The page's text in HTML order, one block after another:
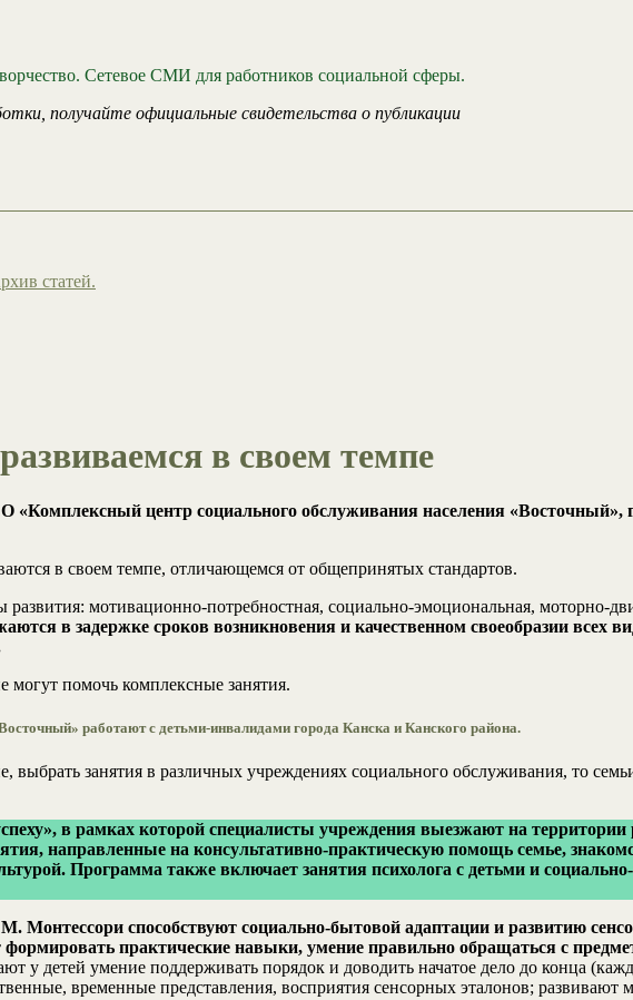
Сетевое СМИ для работников социальной сферы.
получайте официальные свидетельства о публикации
статей.
в своем темпе
центр социального обслуживания населения «Восточный»,
в своем темпе, отличающемся от общепринятых стандартов.
мотивационно-потребностная, социально-эмоциональная, моторно-
в задержке сроков возникновения и качественном своеобразии всех
могут помочь комплексные занятия.
работают с детьми-инвалидами города Канска и Канского района.
выбрать занятия в различных учреждениях социального обслуживания, то
в рамках которой специалисты учреждения выезжают на территории
направленные на консультативно-практическую помощь семье,
Программа также включает занятия психолога с детьми и
Монтессори способствуют социально-бытовой адаптации и развитию
практические навыки, умение правильно обращаться с
у детей умение поддерживать порядок и доводить начатое дело до конца
временные представления, восприятия сенсорных эталонов; развивают